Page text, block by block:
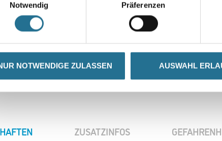
Notwendig
Präferenzen
NOTWENDIGE ZULASSEN AUSWAHL
MPlus Kniekissen
59x29x4cm
8086-000479
ZUSATZINFOS